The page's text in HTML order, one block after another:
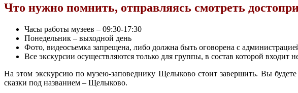
Что нужно помнить, отправляясь смотреть
Часы работы музеев – 09:30-17:30
Понедельник – выходной день
Фото, видеосъемка запрещена, либо должна быть оговорена с
Все экскурсии осуществляются только для группы, в состав которой входит
На этом экскурсию по музею-заповеднику Щелыково стоит завершить. Вы
сказки под названием – Щелыково.